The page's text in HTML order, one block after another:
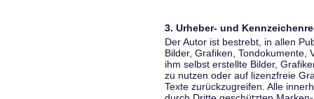
3. Urheber- und
Der Autor ist bestrebt, in allen
Bilder, Grafiken, Tondokumente,
ihm selbst erstellte Bilder,
zu nutzen oder auf lizenzfreie
Texte zurückzugreifen. Alle